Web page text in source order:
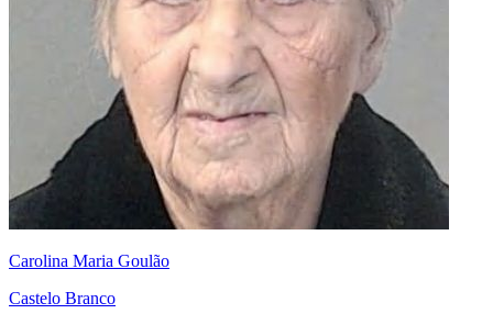
Carolina Maria Goulão
Castelo Branco